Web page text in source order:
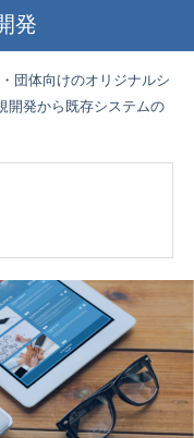
発
団体向けのオリジナルシ
開発から既存システムの